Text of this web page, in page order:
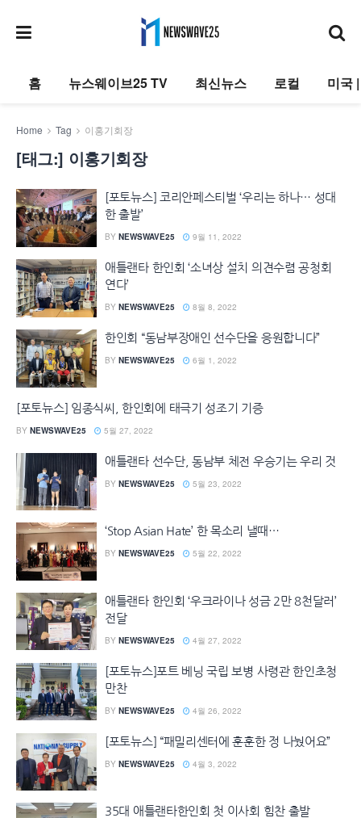
홈 뉴스웨이브25 TV 최신뉴스 로컬 미국
Home Tag 이홍기회장
[태그:] 이홍기회장
[포토뉴스] 코리안페스티벌 ‘우리는 하나… 성대
한 출발’
BY NEWSWAVE25 9월 11, 2022
애틀랜타 한인회 ‘소녀상 설치 의견수렴 공청회
연다’
BY NEWSWAVE25 8월 8, 2022
한인회 “동남부장애인 선수단을 응원합니다”
BY NEWSWAVE25 6월 1, 2022
[포토뉴스] 임종식씨, 한인회에 태극기 성조기 기증
BY NEWSWAVE25 5월 27, 2022
애틀랜타 선수단, 동남부 체전 우승기는 우리 것
BY NEWSWAVE25 5월 23, 2022
‘Stop Asian Hate’ 한 목소리 낼때…
BY NEWSWAVE25 5월 22, 2022
애틀랜타 한인회 ‘우크라이나 성금 2만 8천달러’
전달
BY NEWSWAVE25 4월 27, 2022
[포토뉴스]포트 베닝 국립 보병 사령관 한인초청
만찬
BY NEWSWAVE25 4월 26, 2022
[포토뉴스] “패밀리센터에 훈훈한 정 나눴어요”
BY NEWSWAVE25 4월 3, 2022
35대 애틀랜타한인회 첫 이사회 힘찬 출발